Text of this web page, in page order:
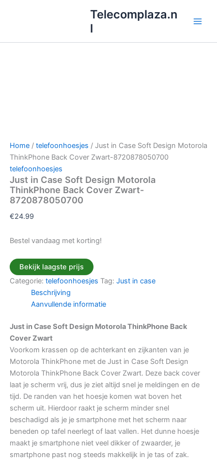
inhoud
Telecomplaza.n
l
Home / telefoonhoesjes / Just in Case Soft Design Motorola
ThinkPhone Back Cover Zwart-8720878050700
telefoonhoesjes
Just in Case Soft Design Motorola
ThinkPhone Back Cover Zwart-
8720878050700
€24.99
Bestel vandaag met korting!
Bekijk laagste prijs
Categorie: telefoonhoesjes Tag: Just in case
Beschrijving
Aanvullende informatie
Just in Case Soft Design Motorola ThinkPhone Back
Cover Zwart
Voorkom krassen op de achterkant en zijkanten van je
Motorola ThinkPhone met de Just in Case Soft Design
Motorola ThinkPhone Back Cover Zwart. Deze back cover
laat je scherm vrij, dus je ziet altijd snel je meldingen en de
tijd. De randen van het hoesje komen wat boven het
scherm uit. Hierdoor raakt je scherm minder snel
beschadigd als je je smartphone met het scherm naar
beneden op tafel neerlegt of laat vallen. Het dunne hoesje
maakt je smartphone niet veel dikker of zwaarder, je
smartphone past nog steeds makkelijk in je tas of zak.